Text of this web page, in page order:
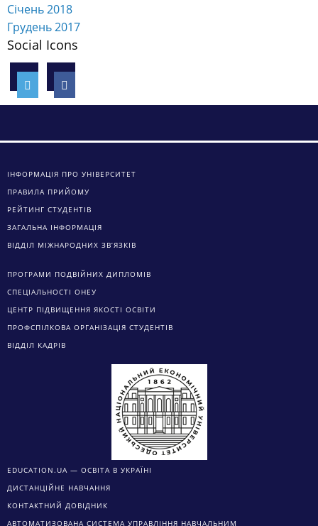
Січень 2018
Грудень 2017
Social Icons
ІНФОРМАЦІЯ ПРО УНІВЕРСИТЕТ
ПРАВИЛА ПРИЙОМУ
РЕЙТИНГ СТУДЕНТІВ
ЗАГАЛЬНА ІНФОРМАЦІЯ
ВІДДІЛ МІЖНАРОДНИХ ЗВ’ЯЗКІВ
ПРОГРАМИ ПОДВІЙНИХ ДИПЛОМІВ
СПЕЦІАЛЬНОСТІ ОНЕУ
ЦЕНТР ПІДВИЩЕННЯ ЯКОСТІ ОСВІТИ
ПРОФСПІЛКОВА ОРГАНІЗАЦІЯ СТУДЕНТІВ
ВІДДІЛ КАДРІВ
EDUCATION.UA — ОСВІТА В УКРАЇНІ
ДИСТАНЦІЙНЕ НАВЧАННЯ
КОНТАКТНИЙ ДОВІДНИК
АВТОМАТИЗОВАНА СИСТЕМА УПРАВЛІННЯ НАВЧАЛЬНИМ